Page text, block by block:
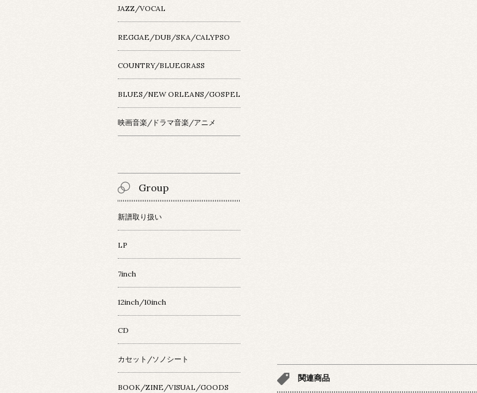
関連商品
JAZZ/VOCAL
REGGAE/DUB/SKA/CALYPSO
COUNTRY/BLUEGRASS
BLUES/NEW ORLEANS/GOSPEL
映画音楽/ドラマ音楽/アニメ
Group
新譜取り扱い
LP
7inch
12inch/10inch
CD
カセット/ソノシート
BOOK/ZINE/VISUAL/GOODS